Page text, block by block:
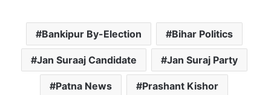
Bankipur By-Election Bihar Politics
Jan Suraaj Candidate Jan Suraj Party
Patna News Prashant Kishor